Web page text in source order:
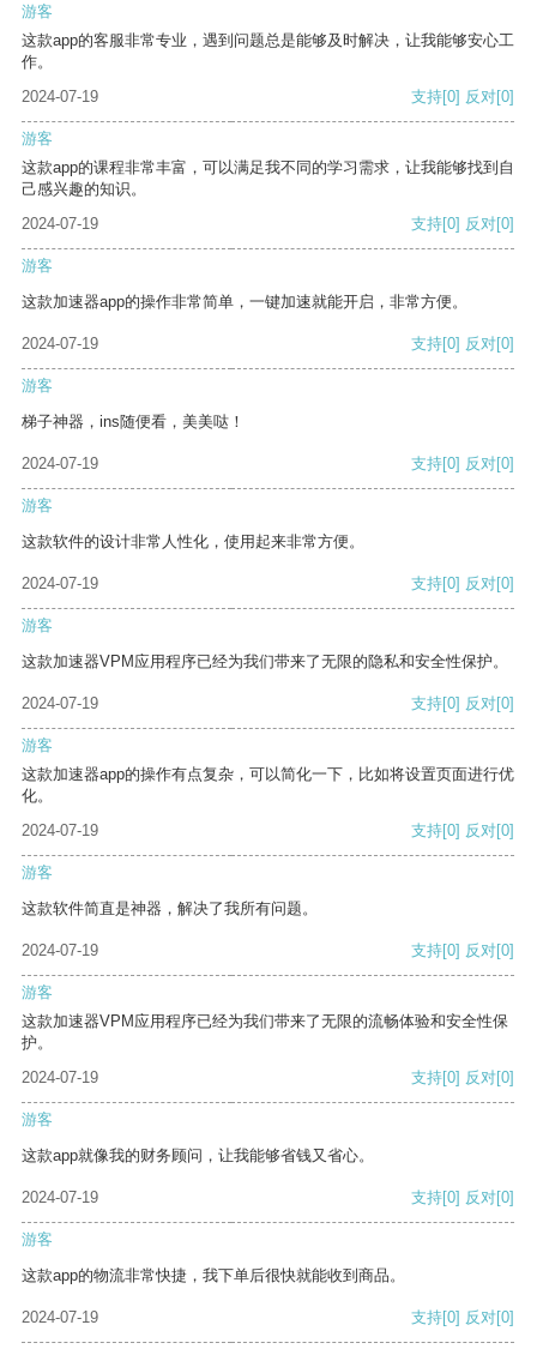
游客
这款app的客服非常专业，遇到问题总是能够及时解决，让我能够安心工
作。
2024-07-19
支持[0] 反对[0]
游客
这款app的课程非常丰富，可以满足我不同的学习需求，让我能够找到自
己感兴趣的知识。
2024-07-19
支持[0] 反对[0]
游客
这款加速器app的操作非常简单，一键加速就能开启，非常方便。
2024-07-19 支持[0] 反对[0]
游客
梯子神器，ins随便看，美美哒！
2024-07-19 支持[0] 反对[0]
游客
这款软件的设计非常人性化，使用起来非常方便。
2024-07-19 支持[0] 反对[0]
游客
这款加速器VPM应用程序已经为我们带来了无限的隐私和安全性保护。
2024-07-19 支持[0] 反对[0]
游客
这款加速器app的操作有点复杂，可以简化一下，比如将设置页面进行优
化。
2024-07-19
支持[0] 反对[0]
游客
这款软件简直是神器，解决了我所有问题。
2024-07-19 支持[0] 反对[0]
游客
这款加速器VPM应用程序已经为我们带来了无限的流畅体验和安全性保
护。
2024-07-19
支持[0] 反对[0]
游客
这款app就像我的财务顾问，让我能够省钱又省心。
2024-07-19 支持[0] 反对[0]
游客
这款app的物流非常快捷，我下单后很快就能收到商品。
2024-07-19 支持[0] 反对[0]